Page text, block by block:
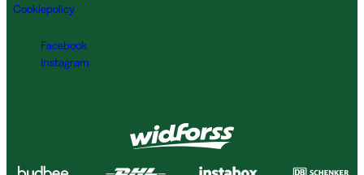
Cookiepolicy
Facebook
Instagram